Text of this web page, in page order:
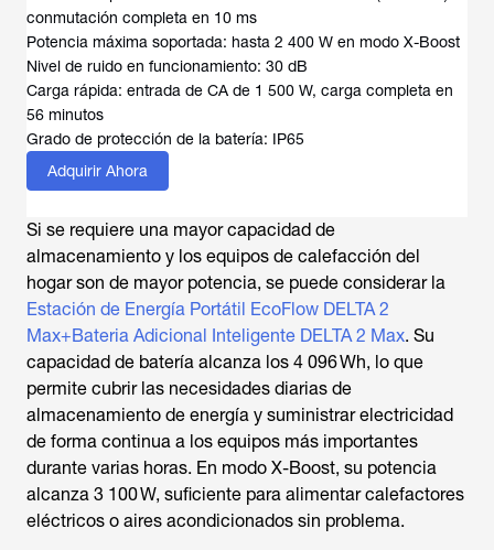
conmutación completa en 10 ms
Potencia máxima soportada: hasta 2 400 W en modo X-Boost
Nivel de ruido en funcionamiento: 30 dB
Carga rápida: entrada de CA de 1 500 W, carga completa en
56 minutos
Grado de protección de la batería: IP65
Adquirir Ahora
Si se requiere una mayor capacidad de
almacenamiento y los equipos de calefacción del
hogar son de mayor potencia, se puede considerar la
Estación de Energía Portátil EcoFlow DELTA 2
Max+Bateria Adicional Inteligente DELTA 2 Max. Su
capacidad de batería alcanza los 4 096 Wh, lo que
permite cubrir las necesidades diarias de
almacenamiento de energía y suministrar electricidad
de forma continua a los equipos más importantes
durante varias horas. En modo X-Boost, su potencia
alcanza 3 100 W, suficiente para alimentar calefactores
eléctricos o aires acondicionados sin problema.